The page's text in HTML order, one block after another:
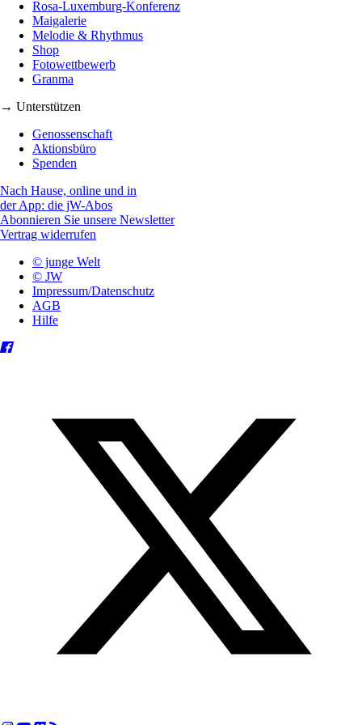
Rosa-Luxemburg-Konferenz
Maigalerie
Melodie & Rhythmus
Shop
Fotowettbewerb
Granma
→ Unterstützen
Genossenschaft
Aktionsbüro
Spenden
Nach Hause, online und in
der App: die jW-Abos
Abonnieren Sie unsere Newsletter
Vertrag widerrufen
© junge Welt
© JW
Impressum/Datenschutz
AGB
Hilfe